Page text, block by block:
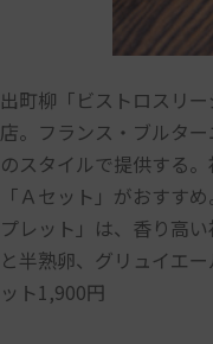
出町柳「ビストロスリ
店。フランス・ブルタ
のスタイルで提供する
「Ａセット」がおすす
プレット」は、香り高
と半熟卵、グリュイエ
ット1,900円